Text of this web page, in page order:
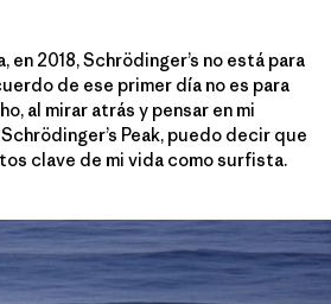
en 2018, Schrödinger’s no está para
de ese primer día no es para
al mirar atrás y pensar en mi
Peak, puedo decir que
clave de mi vida como surfista.